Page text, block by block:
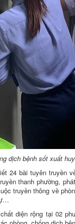
dịch bệnh sốt xuất
24 bài tuyên truyền
thanh phường,
truyền thông về
diện rộng tại 02